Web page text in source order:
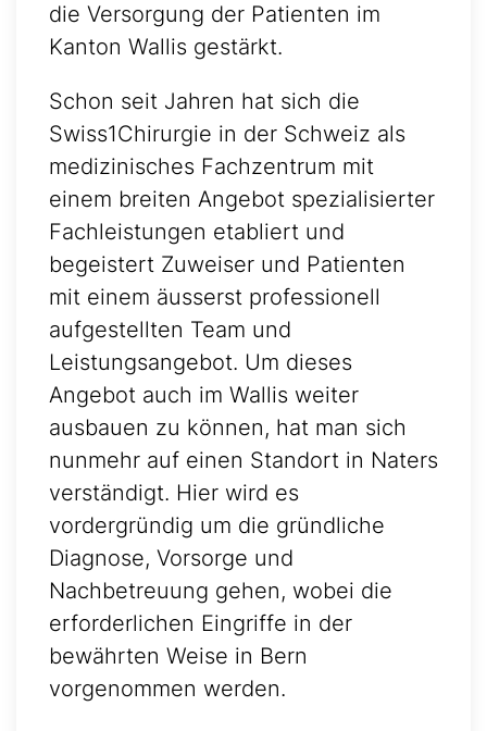
die Versorgung der Patienten im
Kanton Wallis gestärkt.
Schon seit Jahren hat sich die
Swiss1Chirurgie in der Schweiz als
medizinisches Fachzentrum mit
einem breiten Angebot spezialisierter
Fachleistungen etabliert und
begeistert Zuweiser und Patienten
mit einem äusserst professionell
aufgestellten Team und
Leistungsangebot. Um dieses
Angebot auch im Wallis weiter
ausbauen zu können, hat man sich
nunmehr auf einen Standort in Naters
verständigt. Hier wird es
vordergründig um die gründliche
Diagnose, Vorsorge und
Nachbetreuung gehen, wobei die
erforderlichen Eingriffe in der
bewährten Weise in Bern
vorgenommen werden.